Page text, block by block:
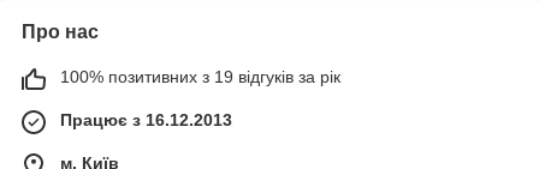
Про нас
100% позитивних з 19 відгуків за рік
Працює з 16.12.2013
м. Київ